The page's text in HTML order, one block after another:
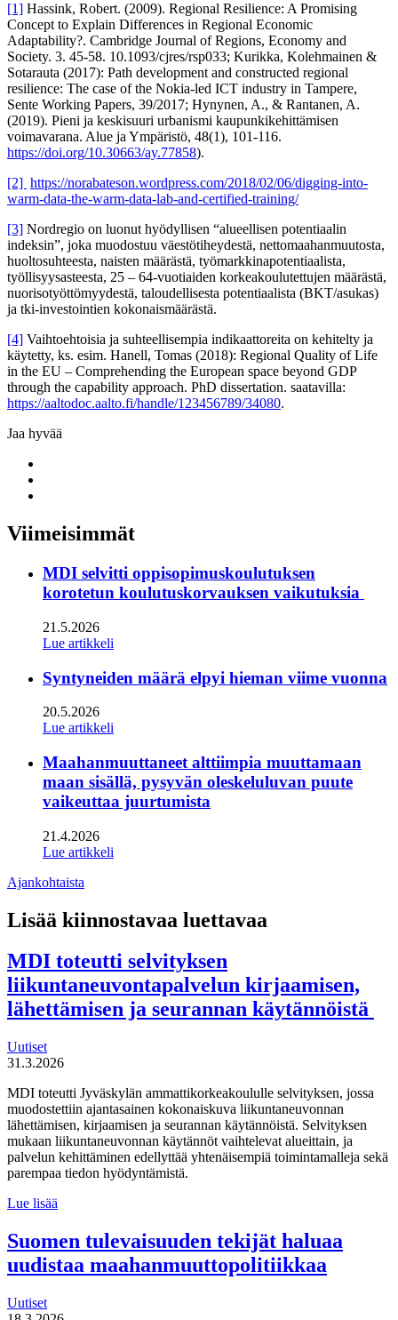
[1] Hassink, Robert. (2009). Regional Resilience: A Promising
Concept to Explain Differences in Regional Economic
Adaptability?. Cambridge Journal of Regions, Economy and
Society. 3. 45-58. 10.1093/cjres/rsp033; Kurikka, Kolehmainen &
Sotarauta (2017): Path development and constructed regional
resilience: The case of the Nokia-led ICT industry in Tampere,
Sente Working Papers, 39/2017; Hynynen, A., & Rantanen, A.
(2019). Pieni ja keskisuuri urbanismi kaupunkikehittämisen
voimavarana. Alue ja Ympäristö, 48(1), 101-116.
https://doi.org/10.30663/ay.77858).
[2] https://norabateson.wordpress.com/2018/02/06/digging-into-
warm-data-the-warm-data-lab-and-certified-training/
[3] Nordregio on luonut hyödyllisen “alueellisen potentiaalin
indeksin”, joka muodostuu väestötiheydestä, nettomaahanmuutosta,
huoltosuhteesta, naisten määrästä, työmarkkinapotentiaalista,
työllisyysasteesta, 25 – 64-vuotiaiden korkeakoulutettujen määrästä,
nuorisotyöttömyydestä, taloudellisesta potentiaalista (BKT/asukas)
ja tki-investointien kokonaismäärästä.
[4] Vaihtoehtoisia ja suhteellisempia indikaattoreita on kehitelty ja
käytetty, ks. esim. Hanell, Tomas (2018): Regional Quality of Life
in the EU – Comprehending the European space beyond GDP
through the capability approach. PhD dissertation. saatavilla:
https://aaltodoc.aalto.fi/handle/123456789/34080.
Jaa hyvää
twitter
Viimeisimmät
MDI selvitti oppisopimuskoulutuksen
korotetun koulutuskorvauksen vaikutuksia
21.5.2026
Lue artikkeli
Syntyneiden määrä elpyi hieman viime vuonna
20.5.2026
Lue artikkeli
Maahanmuuttaneet alttiimpia muuttamaan
maan sisällä, pysyvän oleskeluluvan puute
vaikeuttaa juurtumista
21.4.2026
Lue artikkeli
Ajankohtaista
Lisää kiinnostavaa luettavaa
MDI toteutti selvityksen
liikuntaneuvontapalvelun kirjaamisen,
lähettämisen ja seurannan käytännöistä
Uutiset
31.3.2026
MDI toteutti Jyväskylän ammattikorkeakoululle selvityksen, jossa
muodostettiin ajantasainen kokonaiskuva liikuntaneuvonnan
lähettämisen, kirjaamisen ja seurannan käytännöistä. Selvityksen
mukaan liikuntaneuvonnan käytännöt vaihtelevat alueittain, ja
palvelun kehittäminen edellyttää yhtenäisempiä toimintamalleja sekä
parempaa tiedon hyödyntämistä.
Lue lisää
liikuntaneuvontapalvelun
kirjaamisen,
lähettämisen
käytännöistä
Suomen tulevaisuuden tekijät haluaa
uudistaa maahanmuuttopolitiikkaa
Uutiset